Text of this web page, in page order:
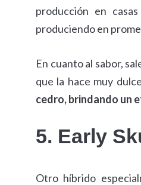
producción en
produciendo en
En cuanto al sabor,
que la hace muy
cedro, brindando un
5. Early
Otro híbrido